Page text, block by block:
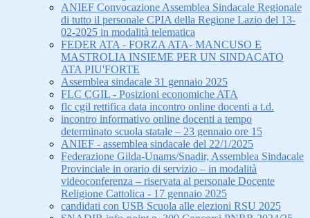
ANIEF Convocazione Assemblea Sindacale Regionale
di tutto il personale CPIA della Regione Lazio del 13-
02-2025 in modalità telematica
FEDER ATA - FORZA ATA- MANCUSO E
MASTROLIA INSIEME PER UN SINDACATO
ATA PIU'FORTE
Assemblea sindacale 31 gennaio 2025
FLC CGIL - Posizioni economiche ATA
flc cgil rettifica data incontro online docenti a t.d.
incontro informativo online docenti a tempo
determinato scuola statale – 23 gennaio ore 15
ANIEF - assemblea sindacale del 22/1/2025
Federazione Gilda-Unams/Snadir, Assemblea Sindacale
Provinciale in orario di servizio – in modalità
videoconferenza – riservata al personale Docente
Religione Cattolica - 17 gennaio 2025
candidati con USB Scuola alle elezioni RSU 2025